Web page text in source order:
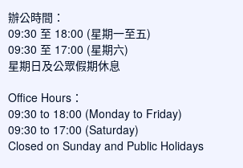
辦公時間：
09:30 至 18:00 (星期一至五)
09:30 至 17:00 (星期六)
星期日及公眾假期休息
Office Hours：
09:30 to 18:00 (Monday to Friday)
09:30 to 17:00 (Saturday)
Closed on Sunday and Public Holidays